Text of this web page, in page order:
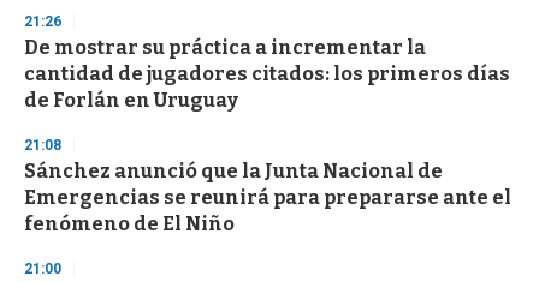
3
s
c
o
d
s
21:26
De mostrar su práctica a incrementar la
cantidad de jugadores citados: los primeros días
de Forlán en Uruguay
21:08
Sánchez anunció que la Junta Nacional de
Emergencias se reunirá para prepararse ante el
fenómeno de El Niño
21:00